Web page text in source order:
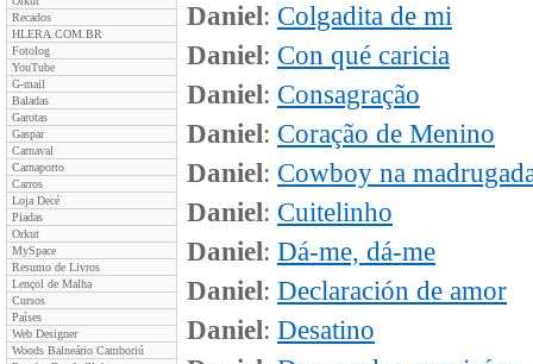
Recados
HLERA.COM.BR
Fotolog
YouTube
G-mail
Baladas
Garotas
Gaspar
Carnaval
Carnaporto
Carros
Loja Decé
Piadas
Orkut
MySpace
Resumo de Livros
Lençol de Malha
Cursos
Países
Web Designer
Woods Balneário Camboriú
Daniel: Colgadita de mi
Daniel: Con qué caricia
Daniel: Consagração
Daniel: Coração de Menino
Daniel: Cowboy na
Daniel: Cuitelinho
Daniel: Dá-me, dá-me
Daniel: Declaración de amor
Daniel: Desatino